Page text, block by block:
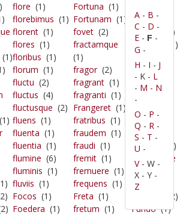
(1)
flore (1)
florebimus (1)
florent (1)
flores (1)
floribus (1)
florum (1)
fluctu (2)
fluctus (4)
fluctusque (2)
fluens (1)
fluenta (1)
fluentia (1)
flumine (6)
fluminis (1)
fluviis (1)
Focos (1)
Foedera (1)
Fortuna (1)
Fortunam (1)
fovet (2)
fractamque
(1)
fragor(2)
fragrant (1)
fragranti (1)
Frangeret (1)
fratribus (1)
fraudem (1)
fraudi (1)
fremit (1)
fremuere (1)
frequens (1)
Freta (1)
fretum (1)
(1)
Fulgere
(1)
Fulgeret
(1)
fulgore
fulgoribus
(1)
fulgur
(1)
Fulmineo
(1)
fulminis
(1)
Fumumque
(1)
fundit
(2)
Fundo(1)
A - B -
C - D -
E - F -
G -
H - I - J
- K - L
- M - N
-
O - P -
Q - R -
S - T -
U -
V- W -
X - Y -
Z